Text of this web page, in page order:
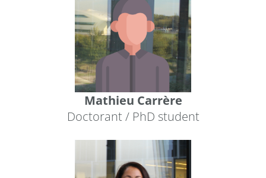
Mathieu Carrère
Doctorant / PhD student